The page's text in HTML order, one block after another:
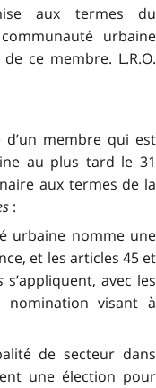
aux termes du
urbaine
ce membre. L.R.O.
d’un membre qui est
au plus tard le 31
aux termes de la
:
urbaine nomme une
et les articles 45 et
s’appliquent, avec les
nomination visant à
de secteur dans
une élection pour